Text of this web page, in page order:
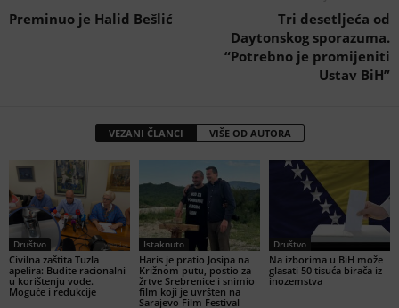
Preminuo je Halid Bešlić
Tri desetljeća od
Daytonskog sporazuma.
“Potrebno je promijeniti
Ustav BiH”
VEZANI ČLANCI VIŠE OD AUTORA
Društvo
Civilna zaštita Tuzla
apelira: Budite racionalni
u korištenju vode.
Moguće i redukcije
Istaknuto
Haris je pratio Josipa na
Križnom putu, postio za
žrtve Srebrenice i snimio
film koji je uvršten na
Sarajevo Film Festival
Društvo
Na izborima u BiH može
glasati 50 tisuća birača iz
inozemstva